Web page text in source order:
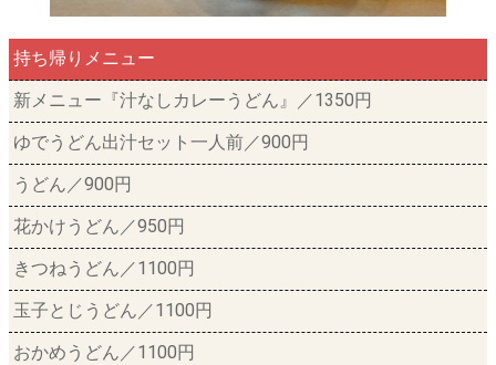
持ち帰りメニュー
新メニュー『汁なしカレーうどん』／1350円
ゆでうどん出汁セット一人前／900円
うどん／900円
花かけうどん／950円
きつねうどん／1100円
玉子とじうどん／1100円
おかめうどん／1100円